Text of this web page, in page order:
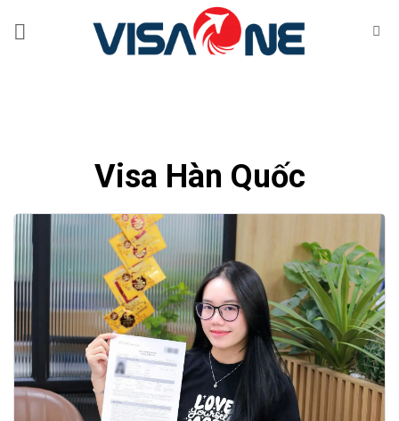
Visa Hàn Quốc